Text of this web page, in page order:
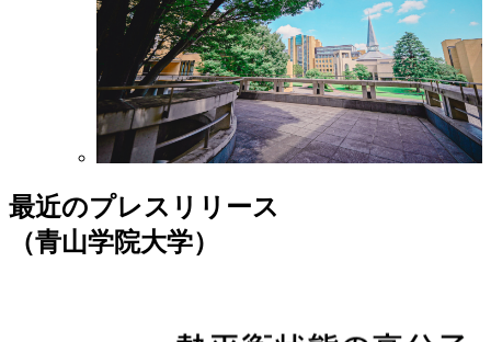
最近のプレスリリース
（青山学院大学）